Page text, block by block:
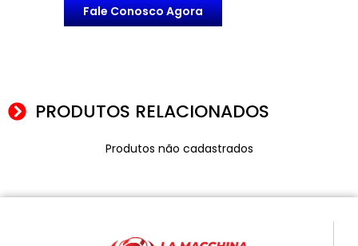
Fale Conosco Agora
PRODUTOS RELACIONADOS
Produtos não cadastrados